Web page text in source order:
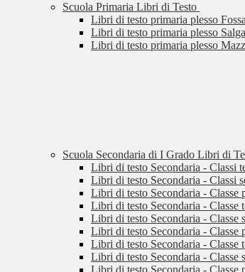
Scuola Primaria Libri di Testo
Libri di testo primaria plesso
Libri di testo primaria plesso
Libri di testo primaria plesso
Scuola Secondaria di I Grado Libri di
Libri di testo Secondaria - Classi
Libri di testo Secondaria - Classi
Libri di testo Secondaria - Classe
Libri di testo Secondaria - Classe
Libri di testo Secondaria - Classe
Libri di testo Secondaria - Classe
Libri di testo Secondaria - Classe
Libri di testo Secondaria - Classe